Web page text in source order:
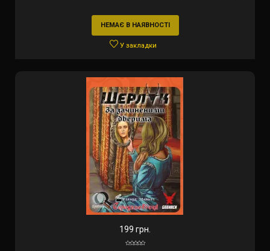
НЕМАЄ В НАЯВНОСТІ
У закладки
199 грн.